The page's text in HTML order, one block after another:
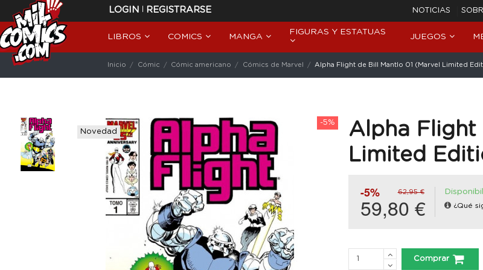
LOGIN | REGISTRARSE NOTICIAS
LIBROS COMICS MANGA
FIGURAS Y ESTATUAS
JUEGOS
Inicio Cómic Cómic americano Cómics de Marvel Alpha Flight de Bill Mantlo 01 (Marvel Limited
-5%
Novedad
Alpha Flight
Limited
-5% 62,95 €
59,80 € ¿Qué
Comprar